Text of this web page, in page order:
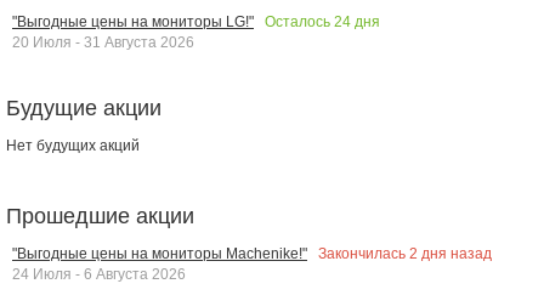
"Выгодные цены на мониторы LG!"
Осталось 24 дня
20 Июля - 31 Августа 2026
Будущие акции
Нет будущих акций
Прошедшие акции
"Выгодные цены на мониторы Machenike!" Закончилась 2 дня назад
24 Июля - 6 Августа 2026